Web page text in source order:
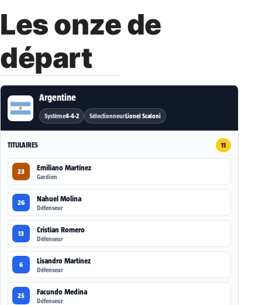
Les onze de
départ
Argentine
Système4-4-2 SélectionneurLionel Scaloni
TITULAIRES 11
23 Emiliano Martínez
Gardien
26 Nahuel Molina
Défenseur
13 Cristian Romero
Défenseur
6 Lisandro Martínez
Défenseur
25 Facundo Medina
Défenseur